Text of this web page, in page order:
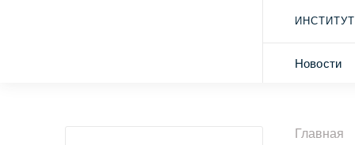
ИНСТИТУТ
Новости
Главная